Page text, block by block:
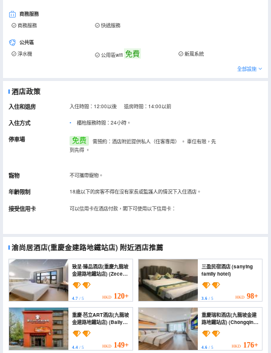
商務服務
商務服務 快遞服務
公共區
淨水機 公用區wifi 免費 新風系統
全部設施
酒店政策
入住和退房 入住時間：12:00以後 退房時間：14:00以前
入住方式 櫃枱服務時間：24小時。
停車場 免费 需預約：酒店附近提供私人（住客專用） 。 車位有限，先
到先得 。
寵物 不可攜帶寵物。
年齡限制 18歲以下的房客不得在沒有家長或監護人的情況下入住酒店。
接受信用卡 可以信用卡在酒店付款，閣下可使用以下信用卡：
渝尚居酒店(重慶金建路地鐵站店) 附近酒店推薦
致呈·臻品酒店(重慶九龍坡
金建路地鐵站店) (Zecen
Hotel)
4.7 / 5 HKD 120+
三盈民宿酒店 (sanying
family hotel)
3.6/ 5 HKD 98+
重慶·芭立ART酒店(九龍坡
金建路地鐵站店) (Bally
ART Hotel West Station
Jinjian Road Metro
4.4 / 5 HKD 149+
重慶瑞和酒店(九龍坡金建
路地鐵站店) (Chongqing
Ruihe Hotel)
4.6/ 5 HKD 176+